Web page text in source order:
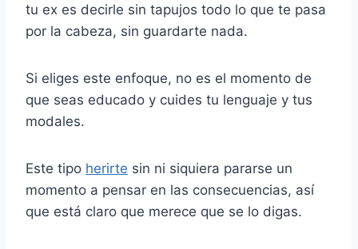
tu ex es decirle sin tapujos todo lo que te pasa
por la cabeza, sin guardarte nada.
Si eliges este enfoque, no es el momento de
que seas educado y cuides tu lenguaje y tus
modales.
Este tipo herirte sin ni siquiera pararse un
momento a pensar en las consecuencias, así
que está claro que merece que se lo digas.